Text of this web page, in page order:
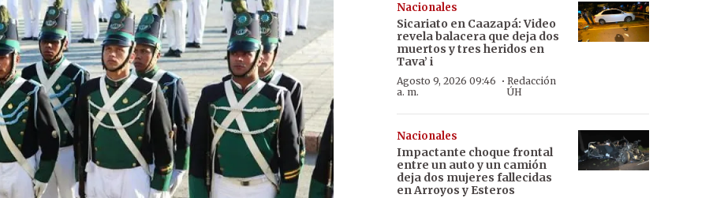
Nacionales
Sicariato en Caazapá: Video
revela balacera que deja dos
muertos y tres heridos en
Tava’ i
Agosto 9, 2026 09:46
a. m.
·Redacción
ÚH
Nacionales
Impactante choque frontal
entre un auto y un camión
deja dos mujeres fallecidas
en Arroyos y Esteros